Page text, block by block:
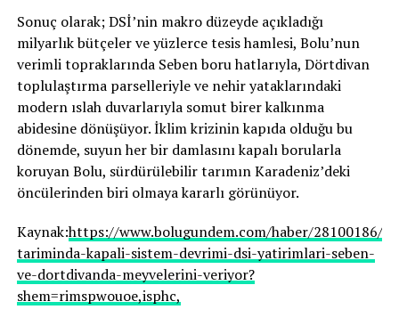
Sonuç olarak; DSİ’nin makro düzeyde açıkladığı
milyarlık bütçeler ve yüzlerce tesis hamlesi, Bolu’nun
verimli topraklarında Seben boru hatlarıyla, Dörtdivan
toplulaştırma parselleriyle ve nehir yataklarındaki
modern ıslah duvarlarıyla somut birer kalkınma
abidesine dönüşüyor. İklim krizinin kapıda olduğu bu
dönemde, suyun her bir damlasını kapalı borularla
koruyan Bolu, sürdürülebilir tarımın Karadeniz’deki
öncülerinden biri olmaya kararlı görünüyor.
Kaynak:https://www.bolugundem.com/haber/28100186/
tariminda-kapali-sistem-devrimi-dsi-yatirimlari-seben-
ve-dortdivanda-meyvelerini-veriyor?
shem=rimspwouoe,isphc,